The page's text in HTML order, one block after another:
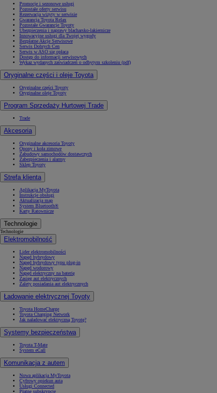
Promocje i sezonowe usługi
Pozostałe oferty serwisu
Rezerwacja wizyty w serwisie
Gwarancja Toyota Relax
Pozostałe Gwarancje Toyoty
Ubezpieczenia i naprawy blacharsko-lakiernicze
Innowacyjne usługi dla Twojej wygody
Bezpłatne Akcje Serwisowe
Serwis Dobrych Cen
Serwis w ASO się opłaca
Dostęp do informacji serwisowych
Wykaz wydanych zaświadczeń o odbytym szkoleniu (pdf)
Oryginalne części i oleje Toyota
Oryginalne części Toyoty
Oryginalne oleje Toyoty
Program Sprzedaży Hurtowej Trade
Trade
Akcesoria
Oryginalne akcesoria Toyoty
Opony i koła zimowe
Zabudowy samochodów dostawczych
Zabezpieczenia i alarmy
Sklep Toyoty
Strefa klienta
Aplikacja MyToyota
Instrukcje obsługi
Aktualizacja map
System Bluetooth®
Karty Ratownicze
Technologie
Technologie
Elektromobilność
Lider elektromobilności
Napęd hybrydowy
Napęd hybrydowy typu plug-in
Napęd wodorowy
Napęd elektryczny na baterię
Zasięg aut elektrycznych
Zalety posiadania aut elektrycznych
Ładowanie elektrycznej Toyoty
Toyota HomeCharge
Toyota Charging Network
Jak naładować elektryczną Toyotę?
Systemy bezpieczeństwa
Toyota T-Mate
System eCall
Komunikacja z autem
Nowa aplikacja MyToyota
Cyfrowy opiekun auta
Usługi Connected
Płatne subskrypcje